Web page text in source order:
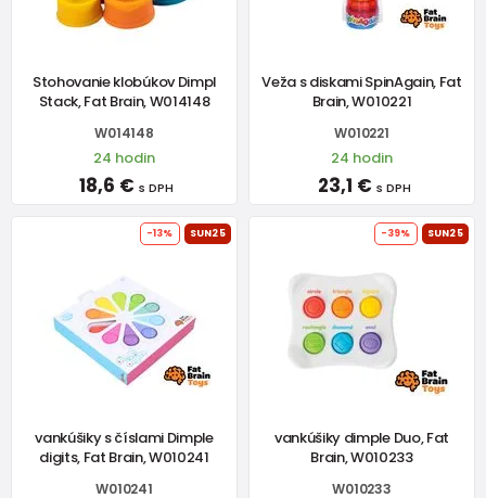
Stohovanie klobúkov Dimpl
Stack, Fat Brain, W014148
W014148
24 hodin
18,6 € s DPH
Veža s diskami SpinAgain, Fat
Brain, W010221
W010221
24 hodin
23,1 € s DPH
-13% SUN25
vankúšiky s číslami Dimple
digits, Fat Brain, W010241
W010241
-39% SUN25
vankúšiky dimple Duo, Fat
Brain, W010233
W010233